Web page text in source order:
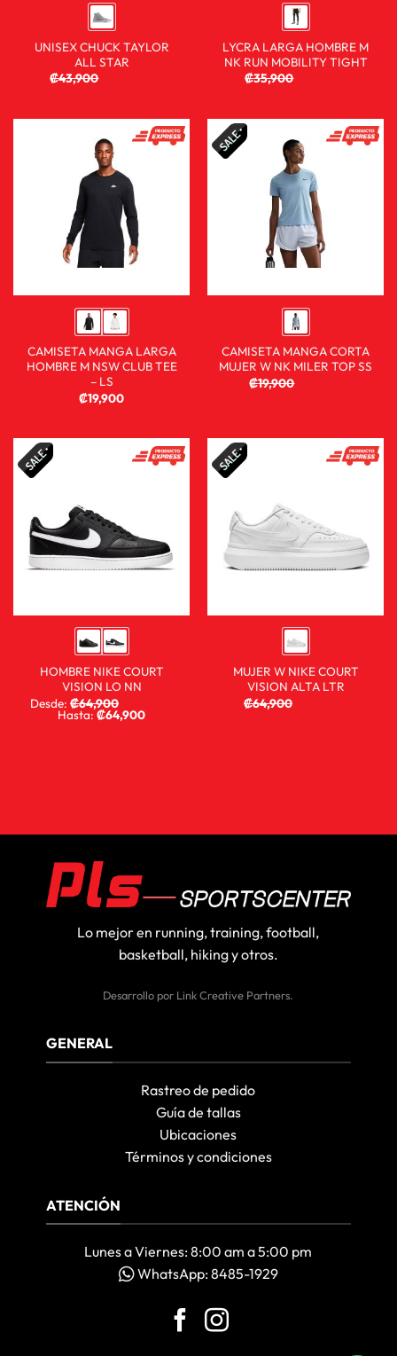
UNISEX CHUCK TAYLOR
ALL STAR
₡43,900
LYCRA LARGA HOMBRE M
NK RUN MOBILITY TIGHT
₡35,900
CAMISETA MANGA LARGA
HOMBRE M NSW CLUB TEE
– LS
₡19,900
CAMISETA MANGA CORTA
MUJER W NK MILER TOP SS
₡19,900
HOMBRE NIKE COURT
VISION LO NN
Desde: ₡64,900
Hasta:₡64,900
MUJER W NIKE COURT
VISION ALTA LTR
₡64,900
Lo mejor en running, training, football,
basketball, hiking y otros.
Desarrollo por Link Creative Partners.
GENERAL
Rastreo de pedido
Guía de tallas
Ubicaciones
Términos y condiciones
ATENCIÓN
Lunes a Viernes: 8:00 am a 5:00 pm
WhatsApp: 8485-1929